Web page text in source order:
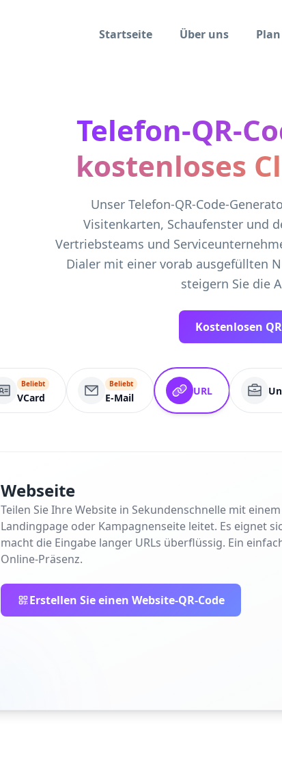
Startseite
Über uns
Telefon-QR-
kostenloses
Unser Telefon-QR-Code-
Visitenkarten, Schaufenster und
Vertriebsteams und
Dialer mit einer vorab ausgefüllten
steigern Sie die
Kostenlosen
Beliebt
VCard
Beliebt
E-Mail
URL
Webseite
Teilen Sie Ihre Website in Sekundenschnelle mit
Landingpage oder Kampagnenseite leitet. Es eignet
macht die Eingabe langer URLs überflüssig. Ein
Online-Präsenz.
Erstellen Sie einen Website-QR-Code